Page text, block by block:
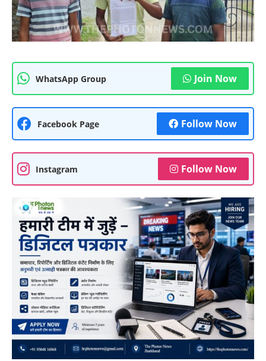
WhatsApp Group Join Now
Facebook Page Follow Now
Instagram Follow Now